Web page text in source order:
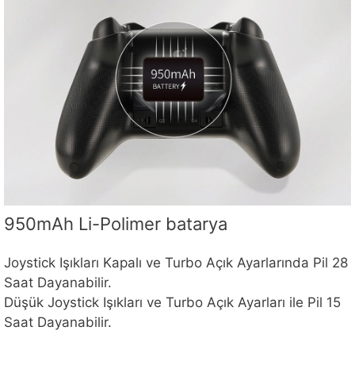
950mAh Li-Polimer batarya
Joystick Işıkları Kapalı ve Turbo Açık Ayarlarında Pil 28
Saat Dayanabilir.
Düşük Joystick Işıkları ve Turbo Açık Ayarları ile Pil 15
Saat Dayanabilir.